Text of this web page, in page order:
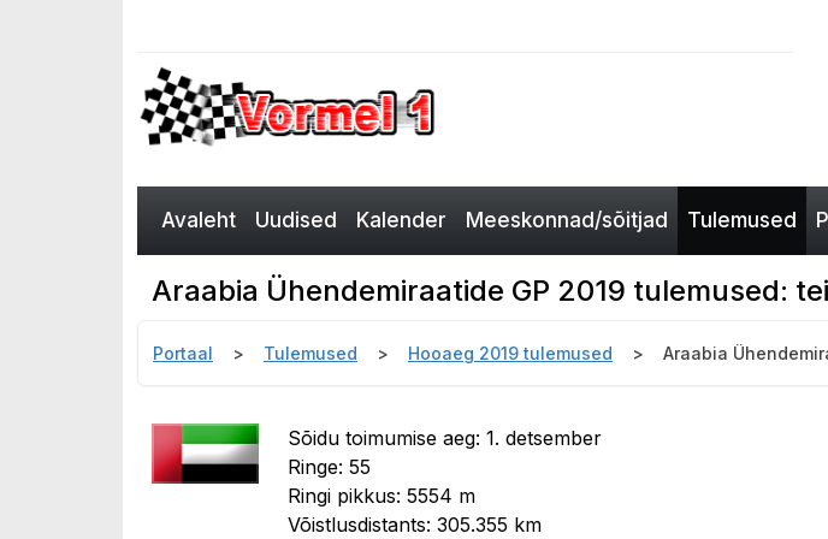
Avaleht Uudised Kalender Meeskonnad/sõitjad Tulemused
Araabia Ühendemiraatide GP 2019 tulemused:
Portaal Tulemused Hooaeg 2019 tulemused Araabia
Sõidu toimumise aeg: 1. detsember
Ringe: 55
Ringi pikkus: 5554 m
Võistlusdistants: 305.355 km